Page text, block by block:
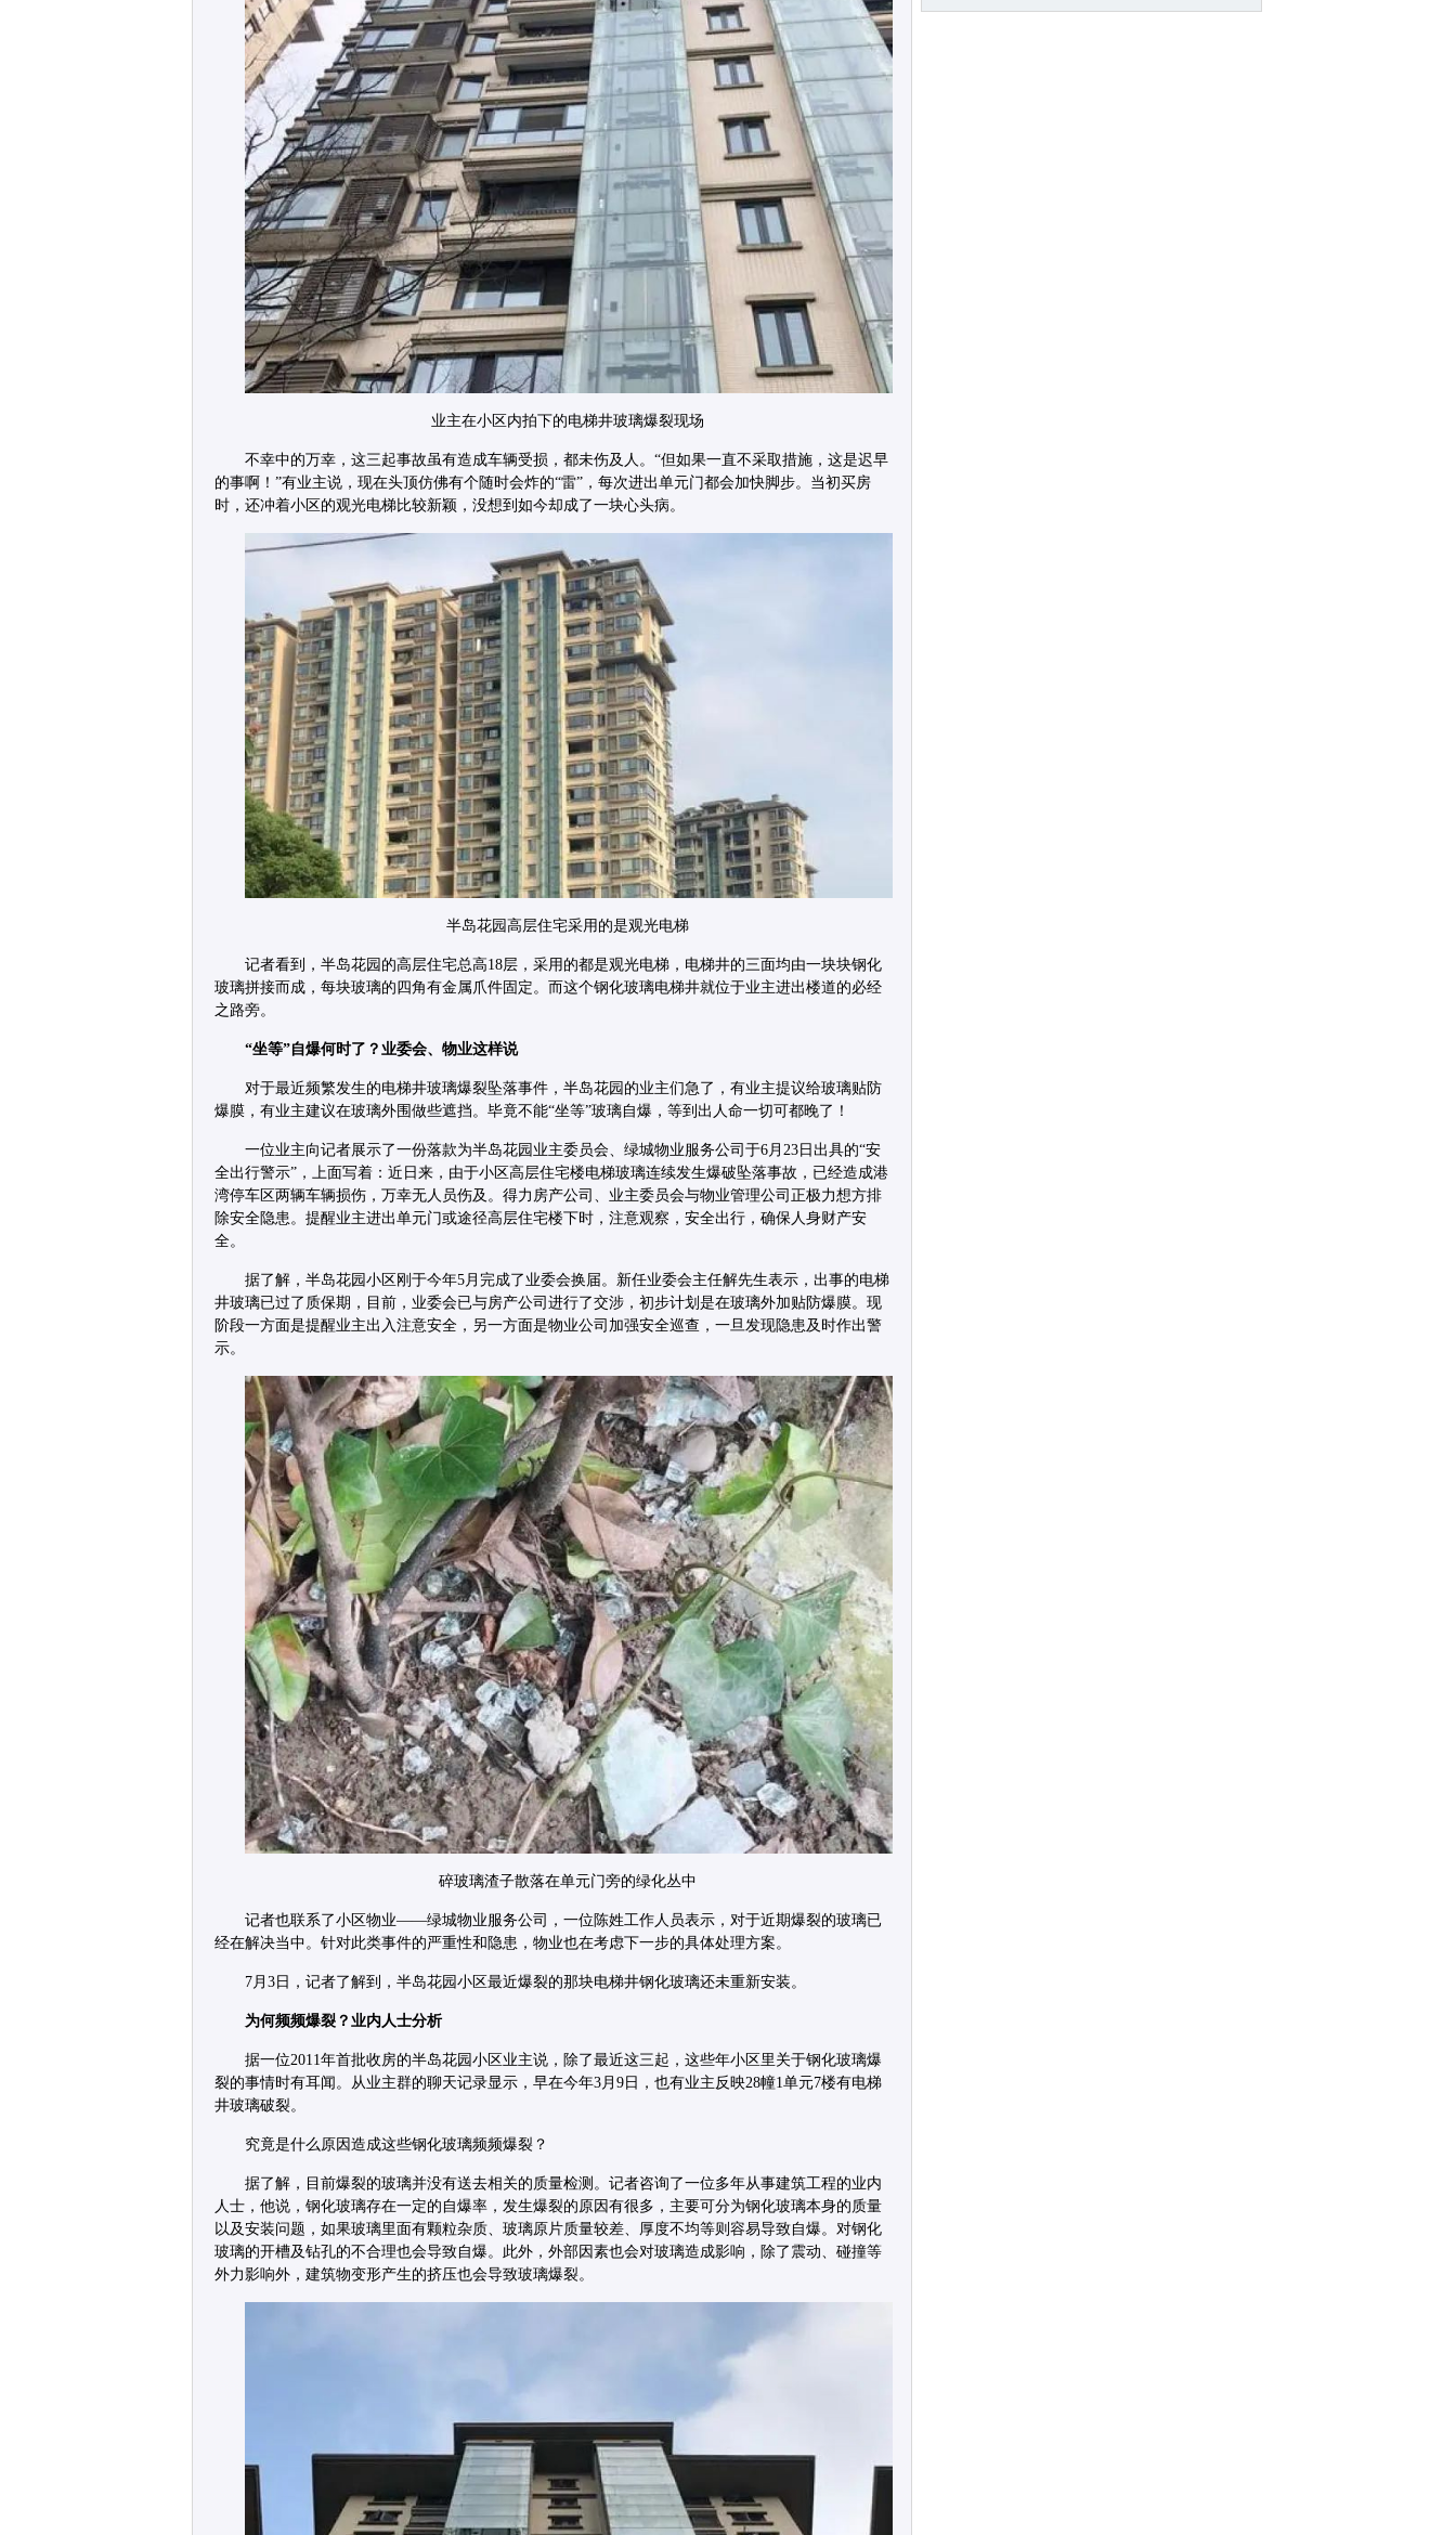
业主在小区内拍下的电梯井玻璃爆裂现场
不幸中的万幸，这三起事故虽有造成车辆受损，都未伤及人。“但如果一直不采取措施，这是迟早
的事啊！”有业主说，现在头顶仿佛有个随时会炸的“雷”，每次进出单元门都会加快脚步。当初买房
时，还冲着小区的观光电梯比较新颖，没想到如今却成了一块心头病。
半岛花园高层住宅采用的是观光电梯
记者看到，半岛花园的高层住宅总高18层，采用的都是观光电梯，电梯井的三面均由一块块钢化
玻璃拼接而成，每块玻璃的四角有金属爪件固定。而这个钢化玻璃电梯井就位于业主进出楼道的必经
之路旁。
“坐等”自爆何时了？业委会、物业这样说
对于最近频繁发生的电梯井玻璃爆裂坠落事件，半岛花园的业主们急了，有业主提议给玻璃贴防
爆膜，有业主建议在玻璃外围做些遮挡。毕竟不能“坐等”玻璃自爆，等到出人命一切可都晚了！
一位业主向记者展示了一份落款为半岛花园业主委员会、绿城物业服务公司于6月23日出具的“安
全出行警示”，上面写着：近日来，由于小区高层住宅楼电梯玻璃连续发生爆破坠落事故，已经造成港
湾停车区两辆车辆损伤，万幸无人员伤及。得力房产公司、业主委员会与物业管理公司正极力想方排
除安全隐患。提醒业主进出单元门或途径高层住宅楼下时，注意观察，安全出行，确保人身财产安
全。
据了解，半岛花园小区刚于今年5月完成了业委会换届。新任业委会主任解先生表示，出事的电梯
井玻璃已过了质保期，目前，业委会已与房产公司进行了交涉，初步计划是在玻璃外加贴防爆膜。现
阶段一方面是提醒业主出入注意安全，另一方面是物业公司加强安全巡查，一旦发现隐患及时作出警
示。
碎玻璃渣子散落在单元门旁的绿化丛中
记者也联系了小区物业——绿城物业服务公司，一位陈姓工作人员表示，对于近期爆裂的玻璃已
经在解决当中。针对此类事件的严重性和隐患，物业也在考虑下一步的具体处理方案。
7月3日，记者了解到，半岛花园小区最近爆裂的那块电梯井钢化玻璃还未重新安装。
为何频频爆裂？业内人士分析
据一位2011年首批收房的半岛花园小区业主说，除了最近这三起，这些年小区里关于钢化玻璃爆
裂的事情时有耳闻。从业主群的聊天记录显示，早在今年3月9日，也有业主反映28幢1单元7楼有电梯
井玻璃破裂。
究竟是什么原因造成这些钢化玻璃频频爆裂？
据了解，目前爆裂的玻璃并没有送去相关的质量检测。记者咨询了一位多年从事建筑工程的业内
人士，他说，钢化玻璃存在一定的自爆率，发生爆裂的原因有很多，主要可分为钢化玻璃本身的质量
以及安装问题，如果玻璃里面有颗粒杂质、玻璃原片质量较差、厚度不均等则容易导致自爆。对钢化
玻璃的开槽及钻孔的不合理也会导致自爆。此外，外部因素也会对玻璃造成影响，除了震动、碰撞等
外力影响外，建筑物变形产生的挤压也会导致玻璃爆裂。